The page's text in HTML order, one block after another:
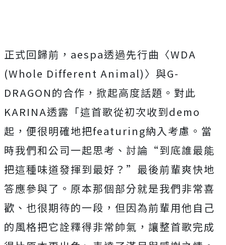
正式回歸前， aespa透過先行曲〈WDA
(Whole Different Animal)〉與G-
DRAGON的合作，掀起高度話題。對此
KARINA透露「這首歌從初次收到demo
起，便很明確地把featuring納入考慮。當
時我們和公司一起思考、討論“到底誰最能
把這種味道發揮到最好？”最後前輩爽快地
答應參與了。 原本那個部分就是我們非常喜
歡、也很期待的一段， 但因為前輩用他自己
的風格把它詮釋得非常帥氣， 讓整首歌完成